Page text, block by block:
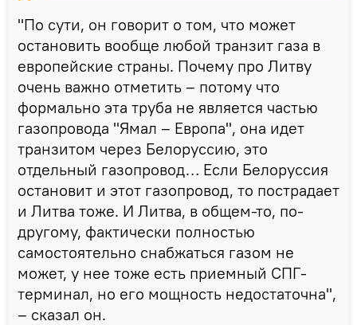
"По сути, он говорит о том, что может
остановить вообще любой транзит газа в
европейские страны. Почему про Литву
очень важно отметить – потому что
формально эта труба не является частью
газопровода "Ямал – Европа", она идет
транзитом через Белоруссию, это
отдельный газопровод… Если Белоруссия
остановит и этот газопровод, то пострадает
и Литва тоже. И Литва, в общем-то, по-
другому, фактически полностью
самостоятельно снабжаться газом не
может, у нее тоже есть приемный СПГ-
терминал, но его мощность недостаточна",
– сказал он.